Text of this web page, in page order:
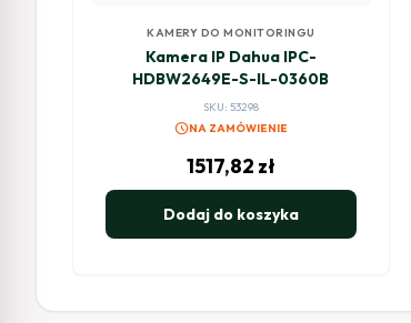
KAMERY DO MONITORINGU
Kamera IP Dahua IPC-
HDBW2649E-S-IL-0360B
SKU: 53298
scheduleNA ZAMÓWIENIE
1517,82 zł
Dodaj do koszyka